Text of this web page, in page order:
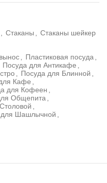
, Стаканы , Стаканы шейкер
, Пластиковая посуда,
Посуда для Антикафе ,
, Посуда для Блинной ,
Кафе ,
для Кофеен ,
Общепита,
,
для Шашлычной ,